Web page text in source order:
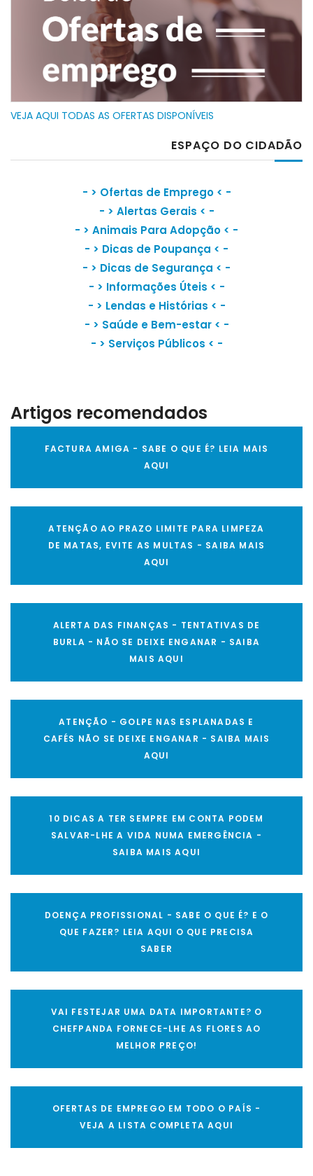
VEJA AQUI TODAS AS OFERTAS DISPONÍVEIS
ESPAÇO DO CIDADÃO
- > Ofertas de Emprego< -
- > Alertas Gerais < -
- > Animais Para Adopção < -
- > Dicas de Poupança < -
- > Dicas de Segurança < -
- > Informações Úteis < -
- > Lendas e Histórias < -
- > Saúde e Bem-estar< -
- > Serviços Públicos < -
Artigos recomendados
FACTURA AMIGA - SABE O QUE É? LEIA MAIS
AQUI
ATENÇÃO AO PRAZO LIMITE PARA LIMPEZA
DE MATAS, EVITE AS MULTAS - SAIBA MAIS
AQUI
ALERTA DAS FINANÇAS - TENTATIVAS DE
BURLA - NÃO SE DEIXE ENGANAR - SAIBA
MAIS AQUI
ATENÇÃO - GOLPE NAS ESPLANADAS E
CAFÉS NÃO SE DEIXE ENGANAR - SAIBA MAIS
AQUI
10 DICAS A TER SEMPRE EM CONTA PODEM
SALVAR-LHE A VIDA NUMA EMERGÊNCIA -
SAIBA MAIS AQUI
DOENÇA PROFISSIONAL - SABE O QUE É? E O
QUE FAZER? LEIA AQUI O QUE PRECISA
SABER
VAI FESTEJAR UMA DATA IMPORTANTE? O
CHEFPANDA FORNECE-LHE AS FLORES AO
MELHOR PREÇO!
OFERTAS DE EMPREGO EM TODO O PAÍS -
VEJA A LISTA COMPLETA AQUI